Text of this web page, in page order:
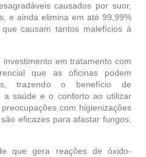
causados por suor,
e ainda elimina em até 99,99%
causam tantos malefícios à
em tratamento com
que as oficinas podem
trazendo o benefício de
a saúde e o conforto ao utilizar
com higienizações
eficazes para afastar fungos,
que gera reações de óxido-